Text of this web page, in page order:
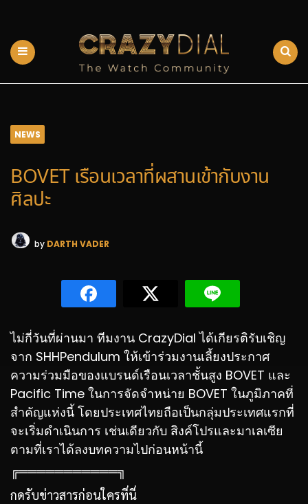
NEWS
BOVET เรือนเวลาที่ผสานเข้ากับงาน
ศิลปะ
by DARTH VADER
ไม่กี่วันที่ผ่านมา ทีมงาน CrazyDial ได้เกียรติรับเชิญ
จาก SHHPendulum ให้เข้าร่วมงานเลี้ยงประกาศ
ความร่วมมือของแบรนด์เรือนเวลาชั้นสูง BOVET และ
Pacific Time ในการจัดจำหน่าย BOVET ในภูมิภาคที่
สำคัญแห่งนี้ โดยประเทศไทยถือเป็นกลุ่มประเทศแรกที่
จะเริ่มดำเนินการ เช่นเดียวกับ สิงค์โปรและมาเลเซีย
ตามที่เราได้ลงบทความไปก่อนหน้านี้
╔═══════════╗
กดรับข่าวสารก่อนใครที่นี่